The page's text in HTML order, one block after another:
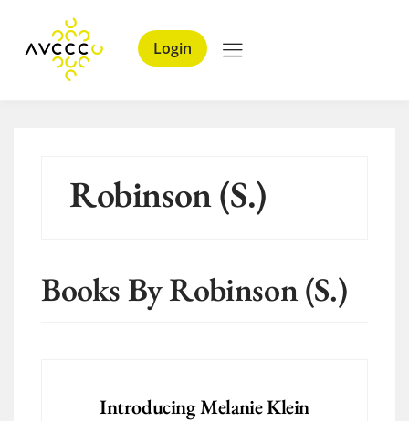
Login
Robinson (S.)
Books By Robinson (S.)
Introducing Melanie Klein